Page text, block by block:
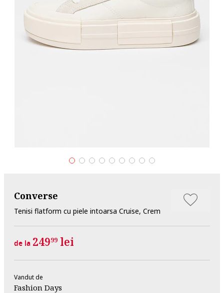
Converse
Tenisi flatform cu piele intoarsa Cruise, Crem
de la 24999 lei
Vandut de
Fashion Days